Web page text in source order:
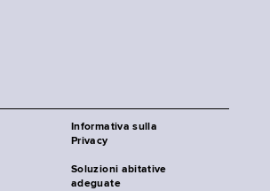
Informativa sulla
Privacy
Soluzioni abitative
adeguate